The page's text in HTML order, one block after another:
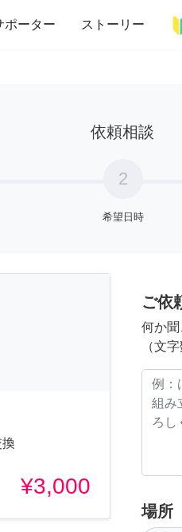
ポーター ストーリー
ア 趣味・習い事 ペッ
依頼相談
2
希望日時
¥3,000
ご依
何か
（文
場所